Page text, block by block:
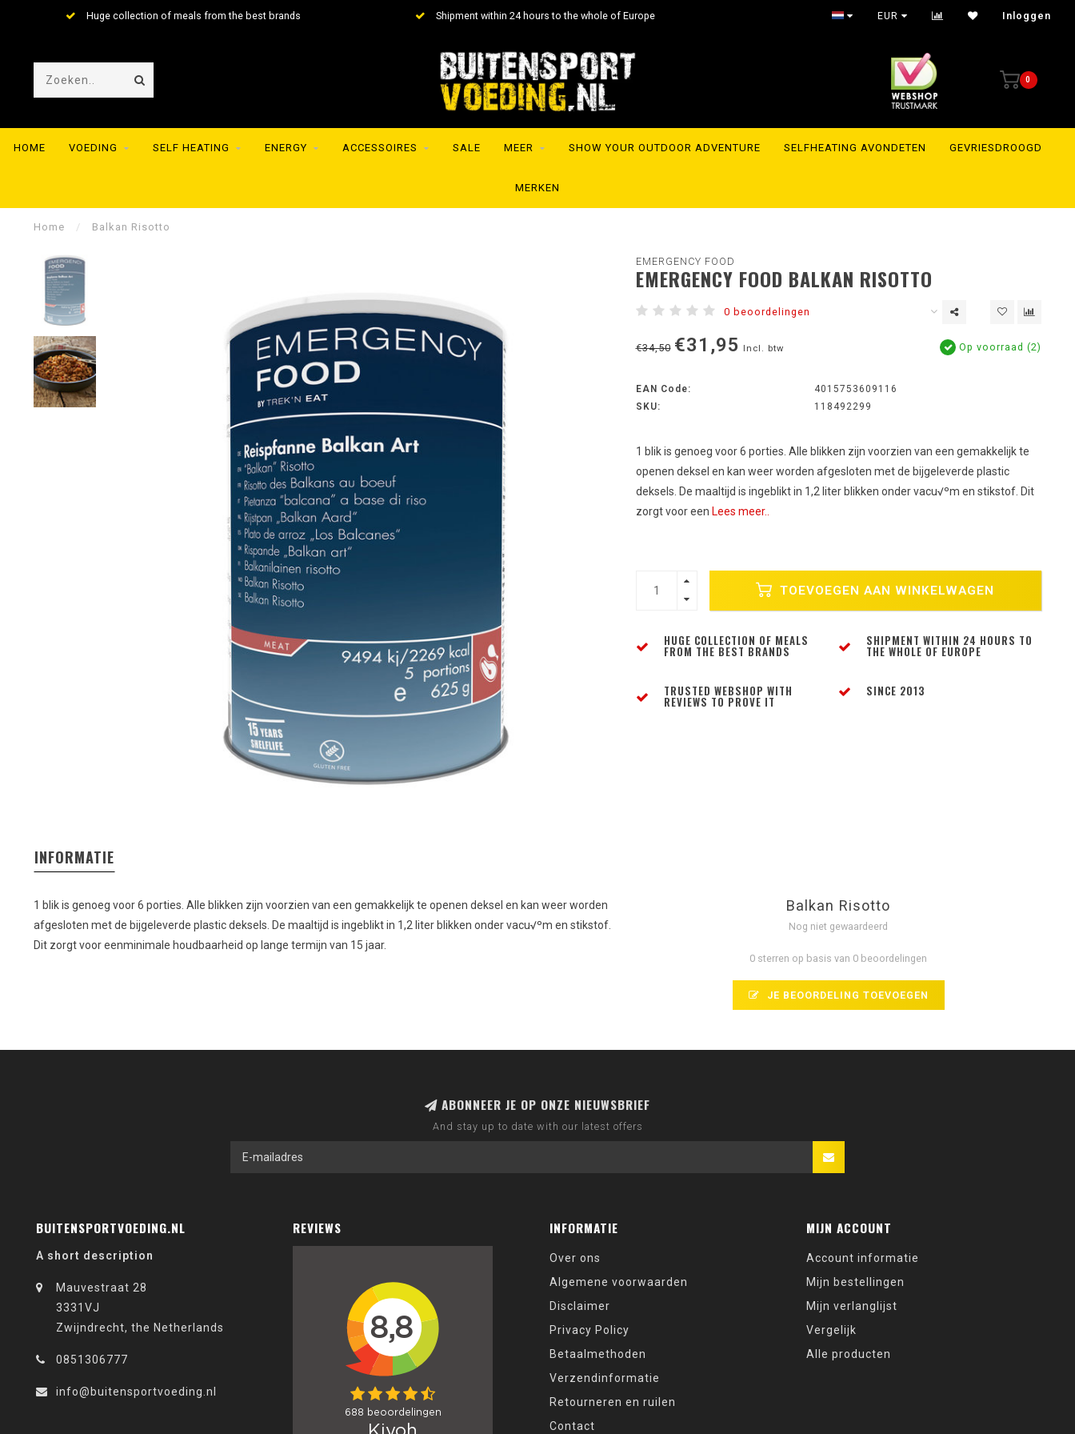
Huge collection of meals from the best brands Shipment within 24 hours to the whole of Europe EUR Inloggen
0
HOME VOEDING SELF HEATING ENERGY ACCESSOIRES SALE MEER SHOW YOUR OUTDOOR ADVENTURE SELFHEATING AVONDETEN GEVRIESDROOGD
MERKEN
Home / Balkan Risotto
EMERGENCY FOOD
EMERGENCY FOOD BALKAN RISOTTO
0 beoordelingen
€34,50 €31,95 Incl. btw Op voorraad (2)
EAN Code:
4015753609116
SKU:
118492299
1 blik is genoeg voor 6 porties. Alle blikken zijn voorzien van een gemakkelijk te
openen deksel en kan weer worden afgesloten met de bijgeleverde plastic
deksels. De maaltijd is ingeblikt in 1,2 liter blikken onder vacu√ºm en stikstof. Dit
zorgt voor een Lees meer..
TOEVOEGEN AAN WINKELWAGEN
HUGE COLLECTION OF MEALS
FROM THE BEST BRANDS
SHIPMENT WITHIN 24 HOURS TO
THE WHOLE OF EUROPE
TRUSTED WEBSHOP WITH
REVIEWS TO PROVE IT
SINCE 2013
INFORMATIE
1 blik is genoeg voor 6 porties. Alle blikken zijn voorzien van een gemakkelijk te openen deksel en kan weer worden
afgesloten met de bijgeleverde plastic deksels. De maaltijd is ingeblikt in 1,2 liter blikken onder vacu√ºm en stikstof.
Dit zorgt voor eenminimale houdbaarheid op lange termijn van 15 jaar.
Balkan Risotto
Nog niet gewaardeerd
0 sterren op basis van 0 beoordelingen
JE BEOORDELING TOEVOEGEN
ABONNEER JE OP ONZE NIEUWSBRIEF
And stay up to date with our latest offers
BUITENSPORTVOEDING.NL
A short description
Mauvestraat 28
3331VJ
Zwijndrecht, the Netherlands
0851306777
info@buitensportvoeding.nl
REVIEWS INFORMATIE
Over ons
Algemene voorwaarden
Disclaimer
Privacy Policy
Betaalmethoden
Verzendinformatie
Retourneren en ruilen
Contact
MIJN ACCOUNT
Account informatie
Mijn bestellingen
Mijn verlanglijst
Vergelijk
Alle producten